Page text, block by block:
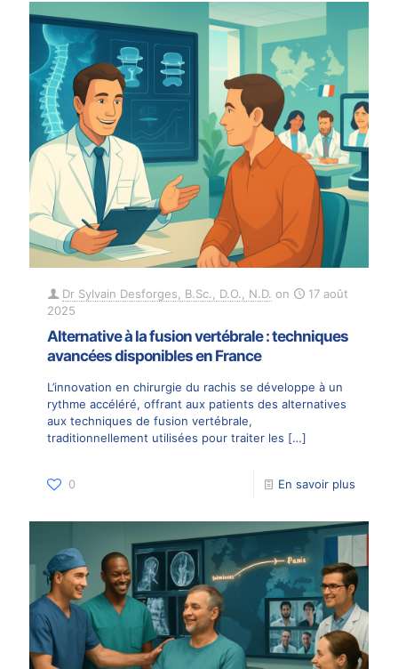
Dr Sylvain Desforges, B.Sc., D.O., N.D. on
17 août
2025
Alternative à la fusion vertébrale : techniques
avancées disponibles en France
L’innovation en chirurgie du rachis se développe à un
rythme accéléré, offrant aux patients des alternatives
aux techniques de fusion vertébrale,
traditionnellement utilisées pour traiter les […]
0 En savoir plus